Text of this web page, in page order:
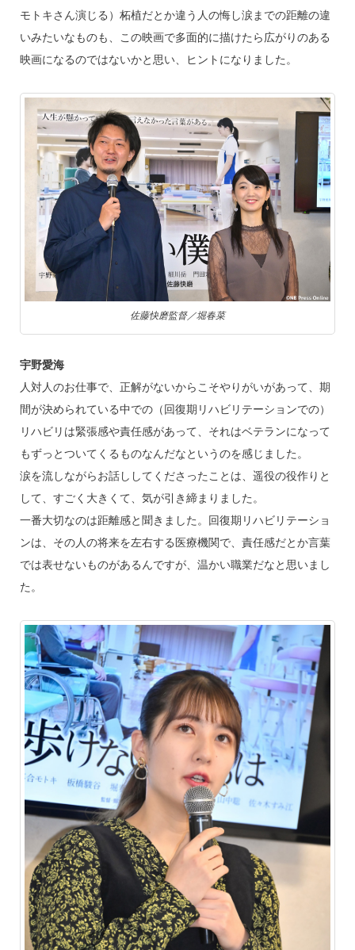
モトキさん演じる）柘植だとか違う人の悔し涙までの距離の違
いみたいなものも、この映画で多面的に描けたら広がりのある
映画になるのではないかと思い、ヒントになりました。
佐藤快磨監督／堀春菜
宇野愛海
人対人のお仕事で、正解がないからこそやりがいがあって、期
間が決められている中での（回復期リハビリテーションでの）
リハビリは緊張感や責任感があって、それはベテランになって
もずっとついてくるものなんだなというのを感じました。
涙を流しながらお話ししてくださったことは、遥役の役作りと
して、すごく大きくて、気が引き締まりました。
一番大切なのは距離感と聞きました。回復期リハビリテーショ
ンは、その人の将来を左右する医療機関で、責任感だとか言葉
では表せないものがあるんですが、温かい職業だなと思いまし
た。